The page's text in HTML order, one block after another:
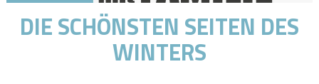
DIE SCHÖNSTEN SEITEN DES
WINTERS